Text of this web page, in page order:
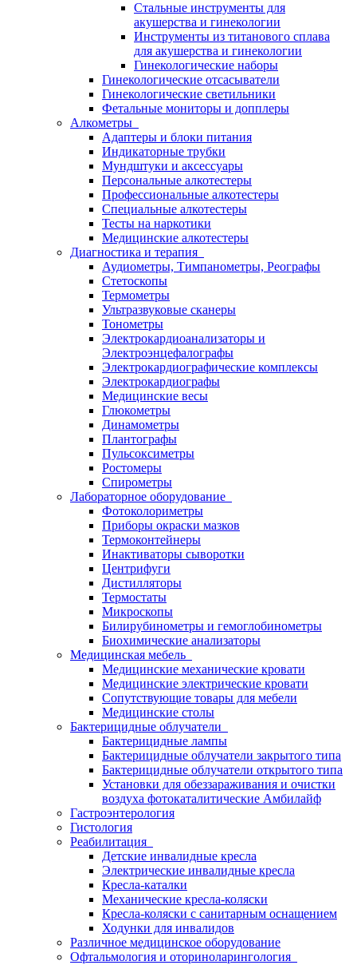
Стальные инструменты для
акушерства и гинекологии
Инструменты из титанового сплава
для акушерства и гинекологии
Гинекологические наборы
Гинекологические отсасыватели
Гинекологические светильники
Фетальные мониторы и допплеры
Алкометры
Адаптеры и блоки питания
Индикаторные трубки
Мундштуки и аксессуары
Персональные алкотестеры
Профессиональные алкотестеры
Специальные алкотестеры
Тесты на наркотики
Медицинские алкотестеры
Диагностика и терапия
Аудиометры, Тимпанометры, Реографы
Стетоскопы
Термометры
Ультразвуковые сканеры
Тонометры
Электрокардиоанализаторы и
Электроэнцефалографы
Электрокардиографические комплексы
Электрокардиографы
Медицинские весы
Глюкометры
Динамометры
Плантографы
Пульсоксиметры
Ростомеры
Спирометры
Лабораторное оборудование
Фотоколориметры
Приборы окраски мазков
Термоконтейнеры
Инактиваторы сыворотки
Центрифуги
Дистилляторы
Термостаты
Микроскопы
Билирубинометры и гемоглобинометры
Биохимические анализаторы
Медицинская мебель
Медицинские механические кровати
Медицинские электрические кровати
Сопутствующие товары для мебели
Медицинские столы
Бактерицидные облучатели
Бактерицидные лампы
Бактерицидные облучатели закрытого типа
Бактерицидные облучатели открытого типа
Установки для обеззараживания и очистки
воздуха фотокаталитические Амбилайф
Гастроэнтерология
Гистология
Реабилитация
Детские инвалидные кресла
Электрические инвалидные кресла
Кресла-каталки
Механические кресла-коляски
Кресла-коляски с санитарным оснащением
Ходунки для инвалидов
Различное медицинское оборудование
Офтальмология и оториноларингология